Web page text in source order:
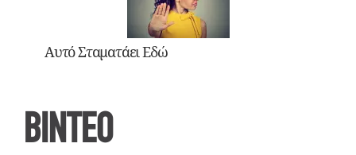
Αυτό Σταματάει Εδώ
ΒΙΝΤΕΟ